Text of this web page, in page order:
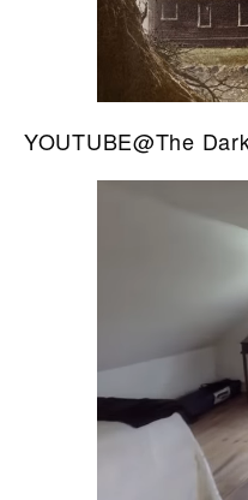
YOUTUBE@The